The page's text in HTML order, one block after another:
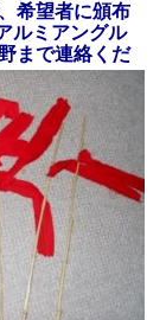
希望者に頒布
ルミアングル
まで連絡くだ